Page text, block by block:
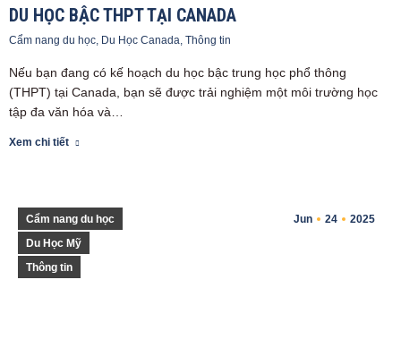
DU HỌC BẬC THPT TẠI CANADA
Cẩm nang du học, Du Học Canada, Thông tin
Nếu bạn đang có kế hoạch du học bậc trung học phổ thông
(THPT) tại Canada, bạn sẽ được trải nghiệm một môi trường học
tập đa văn hóa và…
Xem chi tiết
Jun 24 2025
Cẩm nang du học
Du Học Mỹ
Thông tin